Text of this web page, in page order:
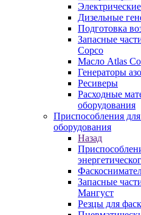
Дизельные
Подготовка
Запасные
Copco
Масло Atlas
Генераторы
Ресиверы
Расходные
оборудования
Приспособления
оборудования
Назад
Запасные
Мангуст
Резцы для